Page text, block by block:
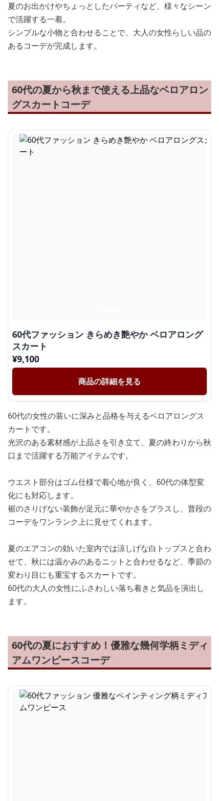
夏のお出かけやちょっとしたパーティなど、様々なシーン
で活躍する一着。
シンプルな小物と合わせることで、大人の女性らしい品の
あるコーデが完成します。
60代の夏から秋まで使える上品なベロアロン
グスカートコーデ
60代ファッション きらめき艶やか ベロアロング
スカート
¥9,100
商品の詳細を見る
60代の女性の装いに深みと品格を与えるベロアロングス
カートです。
光沢のある素材感が上品さを引き立て、夏の終わりから秋
口まで活躍する万能アイテムです。
ウエスト部分はゴム仕様で着心地が良く、60代の体型変
化にも対応します。
裾のさりげない装飾が足元に華やかさをプラスし、普段の
コーデをワンランク上に見せてくれます。
夏のエアコンの効いた室内では涼しげな白トップスと合わ
せて、秋には温かみのあるニットと合わせるなど、季節の
変わり目にも重宝するスカートです。
60代の大人の女性にふさわしい落ち着きと気品を演出し
ます。
60代の夏におすすめ！優雅な幾何学柄ミディ
アムワンピースコーデ